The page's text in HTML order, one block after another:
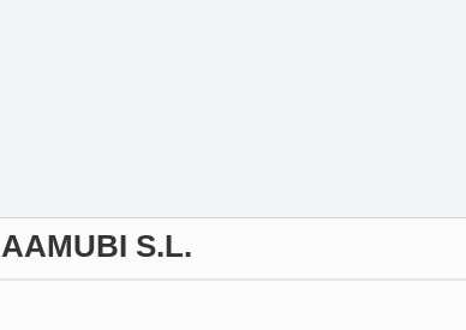
AAMUBI S.L.